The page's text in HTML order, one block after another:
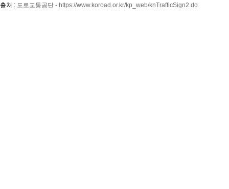
출처 : 도로교통공단 - https://www.koroad.or.kr/kp_web/knTrafficSign2.do